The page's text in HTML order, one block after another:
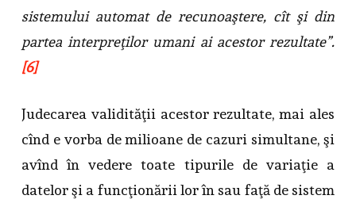
sistemului automat de recunoaştere, cît şi din
partea interpreţilor umani ai acestor rezultate”.
[6]
Judecarea validităţii acestor rezultate, mai ales
cînd e vorba de milioane de cazuri simultane, şi
avînd în vedere toate tipurile de variaţie a
datelor şi a funcţionării lor în sau faţă de sistem